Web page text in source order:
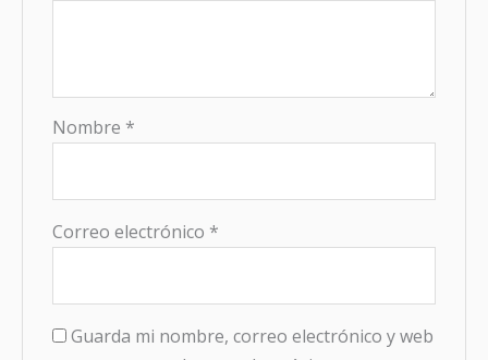
Nombre *
Correo electrónico *
Guarda mi nombre, correo electrónico y web